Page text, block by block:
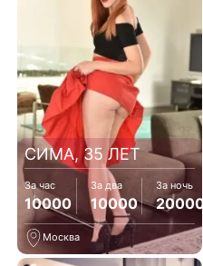
СИМА, 35 ЛЕТ
За час
10000
За два
10000
За ночь
20000
Москва